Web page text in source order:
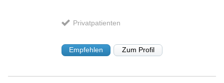
Privatpatienten
Empfehlen Zum Profil